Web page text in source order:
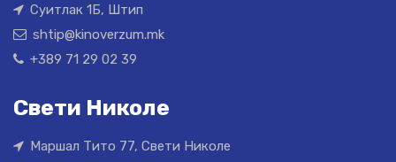
Суитлак 1Б, Штип
shtip@kinoverzum.mk
+389 71 29 02 39
Свети Николе
Маршал Тито 77, Свети Николе